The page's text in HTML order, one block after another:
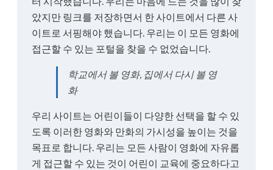
았지만 링크를 저장하면서 한 사이트에서 다른 사
이트로 서핑해야 했습니다. 우리는 이 모든 영화에
접근할 수 있는 포털을 찾을 수 없었습니다.
학교에서 볼 영화, 집에서 다시 볼 영
화
우리 사이트는 어린이들이 다양한 선택을 할 수 있
도록 이러한 영화와 만화의 가시성을 높이는 것을
목표로 합니다. 우리는 모든 사람이 영화에 자유롭
게 접근할 수 있는 것이 어린이 교육에 중요하다고